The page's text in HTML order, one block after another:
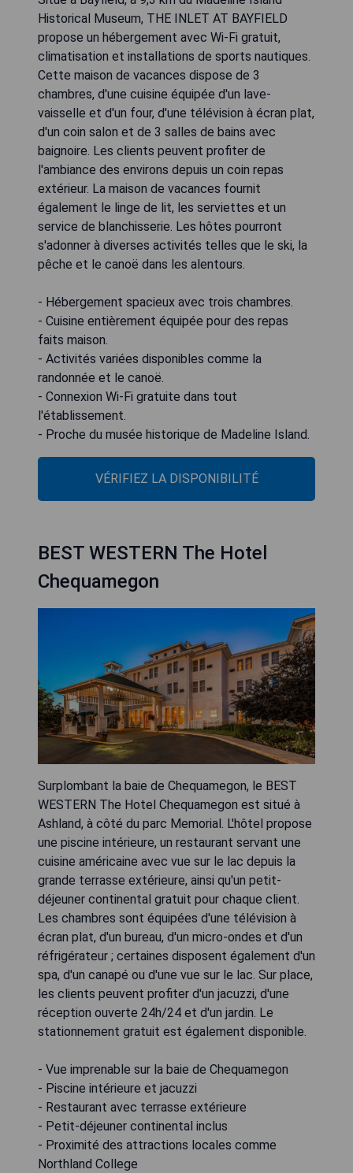
Historical Museum, THE INLET AT BAYFIELD
propose un hébergement avec Wi-Fi gratuit,
climatisation et installations de sports nautiques.
Cette maison de vacances dispose de 3
chambres, d'une cuisine équipée d'un lave-
vaisselle et d'un four, d'une télévision à écran plat,
d'un coin salon et de 3 salles de bains avec
baignoire. Les clients peuvent profiter de
l'ambiance des environs depuis un coin repas
extérieur. La maison de vacances fournit
également le linge de lit, les serviettes et un
service de blanchisserie. Les hôtes pourront
s'adonner à diverses activités telles que le ski, la
pêche et le canoë dans les alentours.
- Hébergement spacieux avec trois chambres.
- Cuisine entièrement équipée pour des repas
faits maison.
- Activités variées disponibles comme la
randonnée et le canoë.
- Connexion Wi-Fi gratuite dans tout
l'établissement.
- Proche du musée historique de Madeline Island.
VÉRIFIEZ LA DISPONIBILITÉ
BEST WESTERN The Hotel
Chequamegon
Surplombant la baie de Chequamegon, le BEST
WESTERN The Hotel Chequamegon est situé à
Ashland, à côté du parc Memorial. L'hôtel propose
une piscine intérieure, un restaurant servant une
cuisine américaine avec vue sur le lac depuis la
grande terrasse extérieure, ainsi qu'un petit-
déjeuner continental gratuit pour chaque client.
Les chambres sont équipées d'une télévision à
écran plat, d'un bureau, d'un micro-ondes et d'un
réfrigérateur ; certaines disposent également d'un
spa, d'un canapé ou d'une vue sur le lac. Sur place,
les clients peuvent profiter d'un jacuzzi, d'une
réception ouverte 24h/24 et d'un jardin. Le
stationnement gratuit est également disponible.
- Vue imprenable sur la baie de Chequamegon
- Piscine intérieure et jacuzzi
- Restaurant avec terrasse extérieure
- Petit-déjeuner continental inclus
- Proximité des attractions locales comme
Northland College